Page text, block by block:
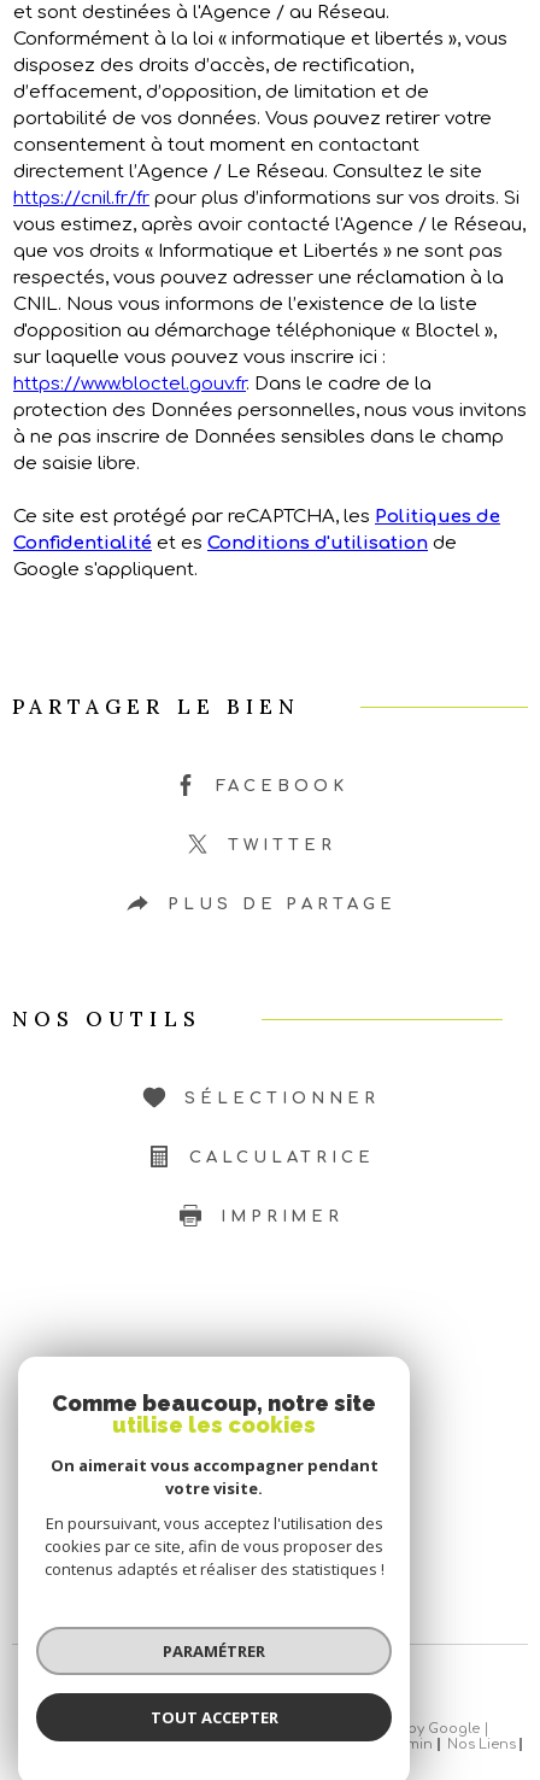
et sont destinées à l'Agence / au Réseau.
Conformément à la loi « informatique et libertés », vous
disposez des droits d’accès, de rectification,
d’effacement, d’opposition, de limitation et de
portabilité de vos données. Vous pouvez retirer votre
consentement à tout moment en contactant
directement l’Agence / Le Réseau. Consultez le site
https://cnil.fr/fr pour plus d’informations sur vos droits. Si
vous estimez, après avoir contacté l'Agence / le Réseau,
que vos droits « Informatique et Libertés » ne sont pas
respectés, vous pouvez adresser une réclamation à la
CNIL. Nous vous informons de l’existence de la liste
d'opposition au démarchage téléphonique « Bloctel »,
sur laquelle vous pouvez vous inscrire ici :
https://www.bloctel.gouv.fr. Dans le cadre de la
protection des Données personnelles, nous vous invitons
à ne pas inscrire de Données sensibles dans le champ
de saisie libre.
Ce site est protégé par reCAPTCHA, les Politiques de
Confidentialité et es Conditions d'utilisation de
Google s'appliquent.
PARTAGER LE BIEN
FACEBOOK
TWITTER
PLUS DE PARTAGE
NOS OUTILS
SÉLECTIONNER
CALCULATRICE
IMPRIMER
SE CONNECTER
ESPACE PROPRIÉTAIRE
© 2026 | Tous droits réservés | Traduction powered by Google |
Nos Honoraires
Plan Du Site Mentions Légales Admin
Nos Liens
Comme beaucoup, notre site
utilise les cookies
On aimerait vous accompagner pendant
votre visite.
En poursuivant, vous acceptez l'utilisation des
cookies par ce site, afin de vous proposer des
contenus adaptés et réaliser des statistiques !
PARAMÉTRER
TOUT ACCEPTER